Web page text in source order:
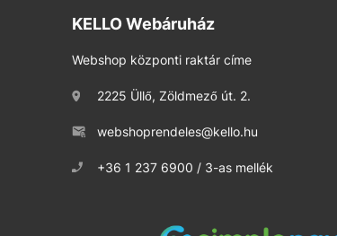
KELLO Webáruház
Webshop központi raktár címe
2225 Üllő, Zöldmező út. 2.
webshoprendeles@kello.hu
+36 1 237 6900 / 3-as mellék